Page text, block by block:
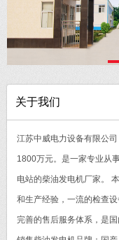
关于我们
江苏中威电力设备有限公
1800万元。是一家专业从
电站的柴油发电机厂家。
和生产经验，一流的检查
完善的售后服务体系，是